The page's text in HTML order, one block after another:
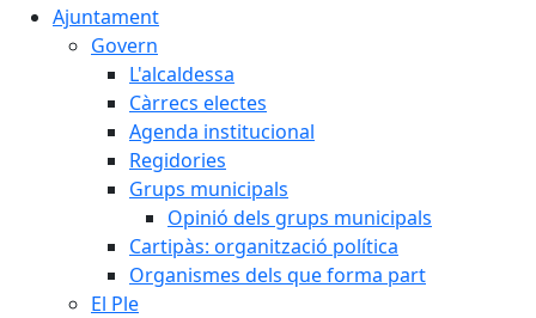
Ajuntament
Govern
L'alcaldessa
Càrrecs electes
Agenda institucional
Regidories
Grups municipals
Opinió dels grups municipals
Cartipàs: organització política
Organismes dels que forma part
El Ple